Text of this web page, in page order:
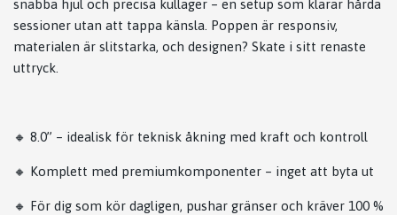
snabba hjul och precisa kullager – en setup som klarar hårda
sessioner utan att tappa känsla. Poppen är responsiv,
materialen är slitstarka, och designen? Skate i sitt renaste
uttryck.
🔸 8.0” – idealisk för teknisk åkning med kraft och kontroll
🔸 Komplett med premiumkomponenter – inget att byta ut
🔸 För dig som kör dagligen, pushar gränser och kräver 100 %